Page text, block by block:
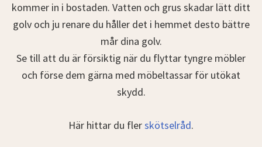
kommer in i bostaden. Vatten och grus skadar lätt ditt
golv och ju renare du håller det i hemmet desto bättre
mår dina golv.
Se till att du är försiktig när du flyttar tyngre möbler
och förse dem gärna med möbeltassar för utökat
skydd.
Här hittar du flerskötselråd.